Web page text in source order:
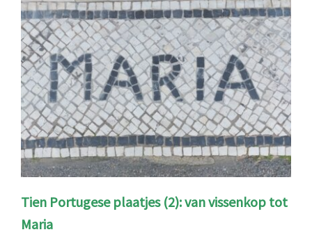
Tien Portugese plaatjes (2): van vissenkop tot
Maria